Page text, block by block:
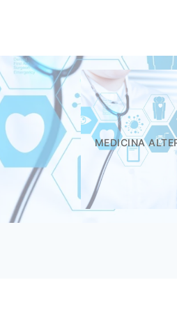
del
MEDICINA